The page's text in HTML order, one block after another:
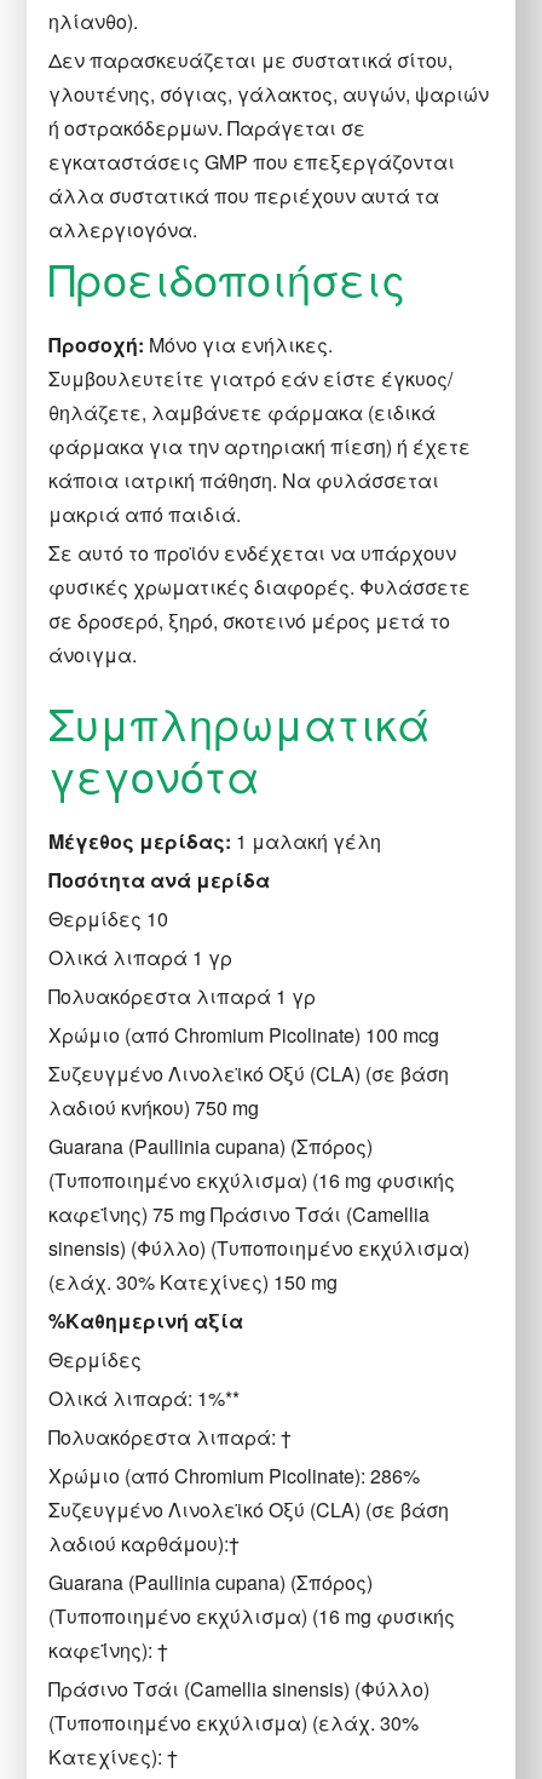
ηλίανθο).
Δεν παρασκευάζεται με συστατικά σίτου,
γλουτένης, σόγιας, γάλακτος, αυγών, ψαριών
ή οστρακόδερμων. Παράγεται σε
εγκαταστάσεις GMP που επεξεργάζονται
άλλα συστατικά που περιέχουν αυτά τα
αλλεργιογόνα.
Προειδοποιήσεις
Προσοχή: Μόνο για ενήλικες.
Συμβουλευτείτε γιατρό εάν είστε έγκυος/
θηλάζετε, λαμβάνετε φάρμακα (ειδικά
φάρμακα για την αρτηριακή πίεση) ή έχετε
κάποια ιατρική πάθηση. Να φυλάσσεται
μακριά από παιδιά.
Σε αυτό το προϊόν ενδέχεται να υπάρχουν
φυσικές χρωματικές διαφορές. Φυλάσσετε
σε δροσερό, ξηρό, σκοτεινό μέρος μετά το
άνοιγμα.
Συμπληρωματικά
γεγονότα
Μέγεθος μερίδας: 1 μαλακή γέλη
Ποσότητα ανά μερίδα
Θερμίδες 10
Ολικά λιπαρά 1 γρ
Πολυακόρεστα λιπαρά 1 γρ
Χρώμιο (από Chromium Picolinate) 100 mcg
Συζευγμένο Λινολεϊκό Οξύ (CLA) (σε βάση
λαδιού κνήκου) 750 mg
Guarana (Paullinia cupana) (Σπόρος)
(Τυποποιημένο εκχύλισμα) (16 mg φυσικής
καφεΐνης) 75 mg Πράσινο Τσάι (Camellia
sinensis) (Φύλλο) (Τυποποιημένο εκχύλισμα)
(ελάχ. 30% Κατεχίνες) 150 mg
%Καθημερινή αξία
Θερμίδες
Ολικά λιπαρά: 1%**
Πολυακόρεστα λιπαρά: †
Χρώμιο (από Chromium Picolinate): 286%
Συζευγμένο Λινολεϊκό Οξύ (CLA) (σε βάση
λαδιού καρθάμου):†
Guarana (Paullinia cupana) (Σπόρος)
(Τυποποιημένο εκχύλισμα) (16 mg φυσικής
καφεΐνης): †
Πράσινο Τσάι (Camellia sinensis) (Φύλλο)
(Τυποποιημένο εκχύλισμα) (ελάχ. 30%
Κατεχίνες): †